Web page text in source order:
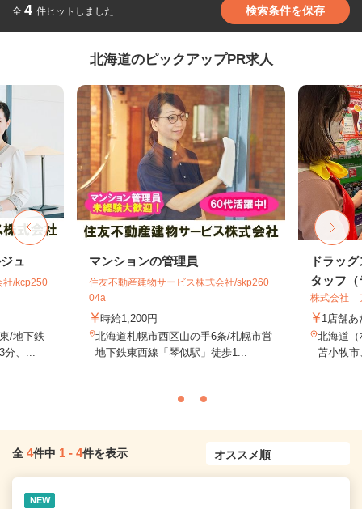
全 4 件ヒットしました 検索条件を保存
北海道のピックアップPR求人
ュ
社/kcp250
/地下鉄
、...
マンションの管理員
住友不動産建物サービス株式会社/skp260
04a
時給1,200円
北海道札幌市西区山の手6条/札幌市営
地下鉄東西線「琴似駅」徒歩1...
ドラッ
タッフ
株式会社
1店舗あ
北海道
苫小牧
全 4件中 1 - 4件を表示
NEW